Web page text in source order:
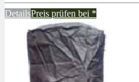
DetailsPreis prüfen bei *